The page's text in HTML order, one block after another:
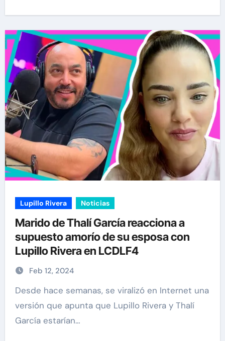
Lupillo Rivera Noticias
Marido de Thalí García reacciona a
supuesto amorío de su esposa con
Lupillo Rivera en LCDLF4
Feb 12, 2024
Desde hace semanas, se viralizó en Internet una
versión que apunta que Lupillo Rivera y Thalí
García estarían…